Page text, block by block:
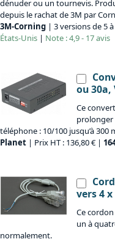
dénuder ou un tournevis.
depuis le rachat de 3M par
3M-Corning | 3 versions de 5
États-Unis | Note : 4,9 - 17 avis
ou 30a,
Ce
prolonger
téléphone : 10/100 jusqu’à 300
Planet | Prix HT : 136,80 € |
vers 4 x
Ce
un à
normalement.